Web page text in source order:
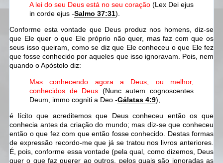
A lei do seu Deus está no seu coração (Lex Dei ejus
in corde ejus -Salmo 37:31).
Conforme esta vontade que Deus produz nos homens, diz-se
que Ele quer o que Ele próprio não quer, mas faz com que os
seus isso queiram, como se diz que Ele conheceu o que Ele fez
que fosse conhecido por aqueles que isso ignoravam. Pois, nem
quando o Apóstolo diz:
Mas conhecendo agora a Deus, ou melhor,
conhecidos de Deus (Nunc autem cognoscentes
Deum, immo cogniti a Deo -Gálatas 4:9),
é lícito que acreditemos que Deus conheceu então os que
conhecia antes da criação do mundo; mas diz-se que conheceu
então o que fez com que então fosse conhecido. Destas formas
de expressão recordo-me que já se tratou nos livros anteriores.
É, pois, conforme essa vontade (pela qual, como dizemos, Deus
quer o que faz querer ao outros, pelos quais são ignoradas as